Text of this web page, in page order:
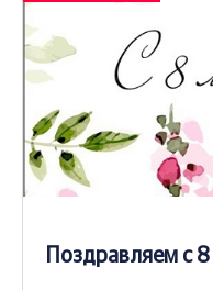
Поздравляем с